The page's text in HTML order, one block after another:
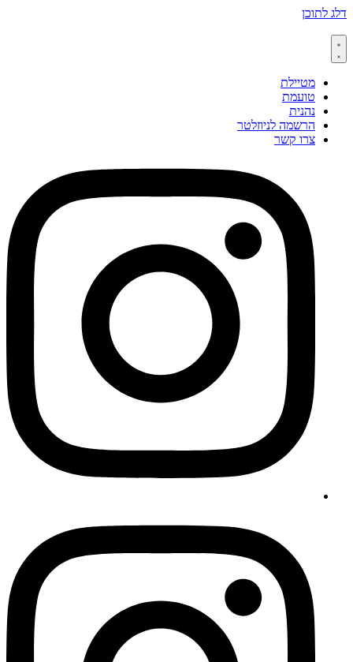
דלג לתוכן
מטיילת
טועמת
נהנית
הרשמה לניוזלטר
צרו קשר